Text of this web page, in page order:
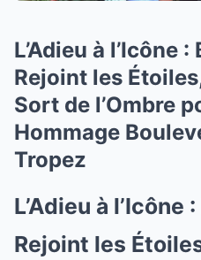
L’Adieu à l’Icône
Rejoint les
Sort de l’Ombre
Hommage
Tropez
L’Adieu à
Rejoint les